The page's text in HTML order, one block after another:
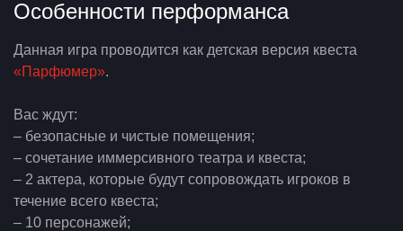
Особенности перформанса
Данная игра проводится как детская версия квеста
«Парфюмер».
Вас ждут:
– безопасные и чистые помещения;
– сочетание иммерсивного театра и квеста;
– 2 актера, которые будут сопровождать игроков в
течение всего квеста;
– 10 персонажей;